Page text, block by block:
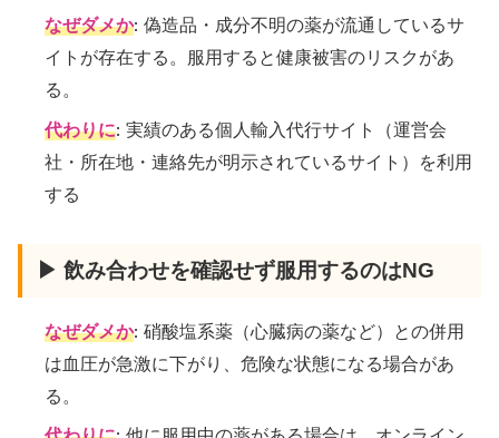
なぜダメか: 偽造品・成分不明の薬が流通しているサ
イトが存在する。服用すると健康被害のリスクがあ
る。
代わりに: 実績のある個人輸入代行サイト（運営会
社・所在地・連絡先が明示されているサイト）を利用
する
▶ 飲み合わせを確認せず服用するのはNG
なぜダメか: 硝酸塩系薬（心臓病の薬など）との併用
は血圧が急激に下がり、危険な状態になる場合があ
る。